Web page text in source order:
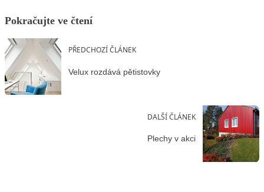
Pokračujte ve čtení
PŘEDCHOZÍ ČLÁNEK
Velux rozdává pětistovky
DALŠÍ ČLÁNEK
Plechy v akci